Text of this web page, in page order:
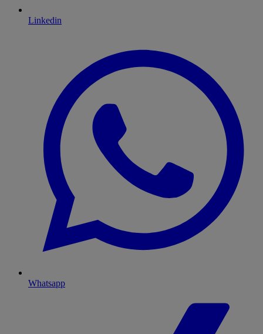
Linkedin
Whatsapp